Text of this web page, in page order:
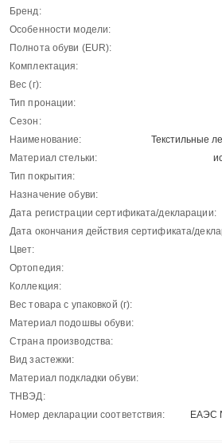
Бренд:
Особенности модели:
Полнота обуви (EUR):
Комплектация:
Вес (г):
Тип пронации:
Сезон:
Наименование:
Текстильные
Материал стельки:
Тип покрытия:
Назначение обуви:
Дата регистрации сертификата/декларации:
Дата окончания действия сертификата/
Цвет:
Ортопедия:
Коллекция:
Вес товара с упаковкой (г):
Материал подошвы обуви:
Страна производства:
Вид застежки:
Материал подкладки обуви:
ТНВЭД:
Номер декларации соответствия:
ЕАЭС